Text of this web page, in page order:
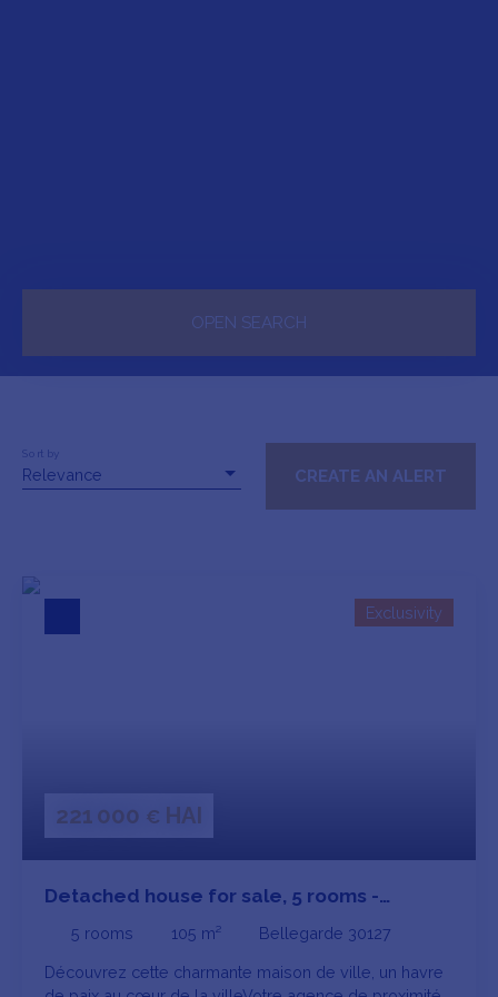
OPEN SEARCH
Sale For rent
House
Location
Min area (m²)
Relevance
Sort by
CREATE AN ALERT
221 000 € HAI
Exclusivity
Detached house for sale, 5 rooms -
Bellegarde 30127
5 rooms 105 m² Bellegarde 30127
Découvrez cette charmante maison de ville, un havre